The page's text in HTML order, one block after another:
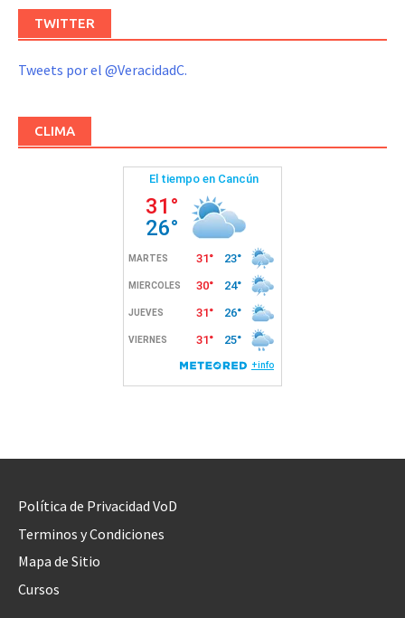
TWITTER
Tweets por el @VeracidadC.
CLIMA
Política de Privacidad VoD
Terminos y Condiciones
Mapa de Sitio
Cursos